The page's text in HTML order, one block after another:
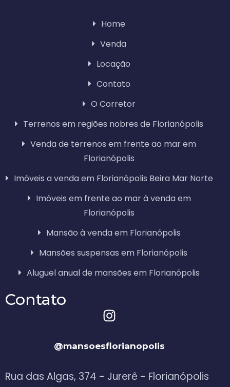
Home
Venda
Locação
Contato
O Corretor
Terrenos em regiões nobres de Florianópolis
Venda de terrenos em frente ao mar em
Florianópolis
Imóveis a venda em Florianópolis Beira Mar Norte
Imóveis em frente ao mar à venda em
Florianópolis
Mansão à venda em Florianópolis
Mansões suspensas em Florianópolis
Aluguel anual de mansões em Florianópolis
Contato
@mansoesflorianopolis
Rua das Algas, 374 - Jurerê - Florianópolis